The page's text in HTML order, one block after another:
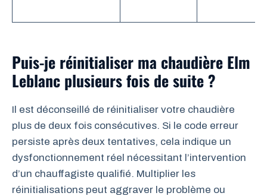
Puis-je réinitialiser ma chaudière Elm
Leblanc plusieurs fois de suite ?
Il est déconseillé de réinitialiser votre chaudière
plus de deux fois consécutives. Si le code erreur
persiste après deux tentatives, cela indique un
dysfonctionnement réel nécessitant l’intervention
d’un chauffagiste qualifié. Multiplier les
réinitialisations peut aggraver le problème ou